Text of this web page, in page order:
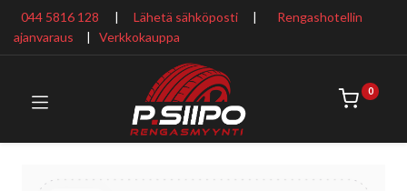
044 5816 128 | Lähetä sähköposti |
Rengashotellin
ajanvaraus
​ | Verkkokauppa
0